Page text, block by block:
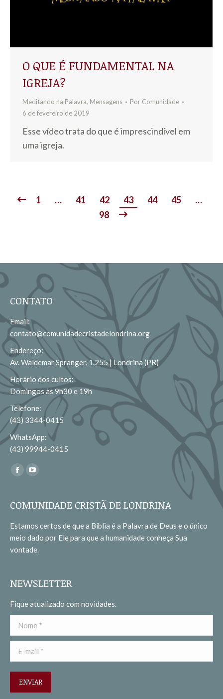
O QUE É FUNDAMENTAL NA
IGREJA?
Meditando na Palavra, Mensagens Por Comunidade
6 de fevereiro de 2019
Esse vídeo trata do que é imprescindível em
uma igreja.
1 … 41 42 43 44 45
…
98
CONTATO
Email:
contato@comunidadecristadelondrina.org
Endereço:
Av. Waldemar Spranger, 1.255 | Londrina (PR)
Horário dos cultos:
Domingos às 9h30 e 19h
Telefone:
(43) 3344-0415
WhatsApp:
(43) 99944-0415
Encontre-nos em:
Facebook
opens
new
window
YouTube
opens
new
window
COMUNIDADE CRISTÃ DE LONDRINA
Estamos certos de que a Bíblia é a Palavra de Deus e o único
meio dado por Ele para que a humanidade conheça Sua
vontade.
NEWSLETTER
Fique atualizado com novidades.
Nome *
E-mail *
ENVIAR